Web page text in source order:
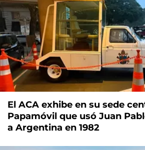
El ACA exhibe en su sede
Papamóvil que usó Juan
a Argentina en 1982